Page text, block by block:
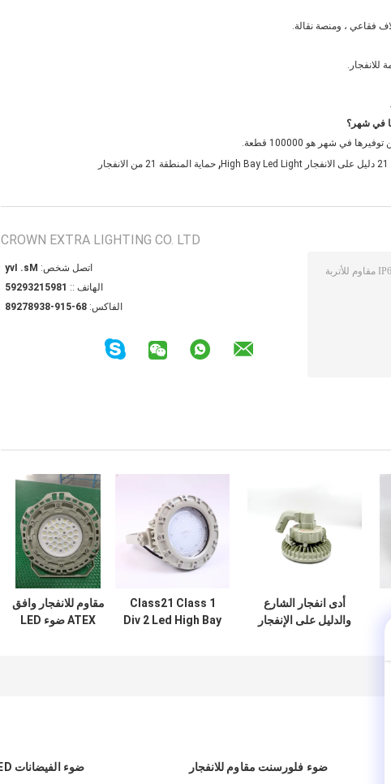
, حماية المنطقة 21 من الانفجار
CROWN EXTRA LIGHTING CO. LTD
اتصل شخص: Ms. Ivy
الهاتف :: 18951239295
الفاكس: 86-519-83987298
أدى انفجار الشارع
والدليل على الإنفجار
Class21 Class 1
Div 2 Led High Bay
مقاوم للانفجار وافق
ATEX ضوء LED
ضوء الفيضانات LED دليل على الانفجار ضوء فلورسنت مقاوم للانفجار